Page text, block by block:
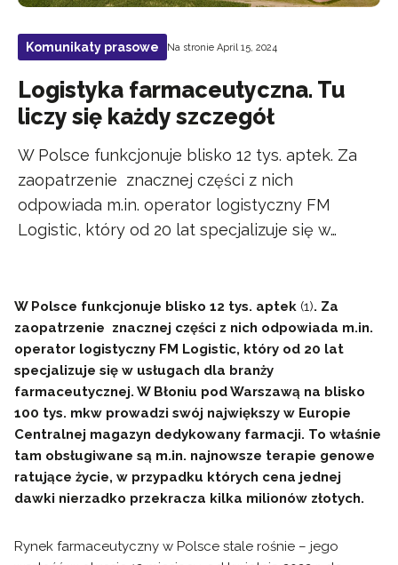
Komunikaty prasowe Na stronie April 15, 2024
Logistyka farmaceutyczna. Tu
liczy się każdy szczegół
W Polsce funkcjonuje blisko 12 tys. aptek. Za
zaopatrzenie znacznej części z nich
odpowiada m.in. operator logistyczny FM
Logistic, który od 20 lat specjalizuje się w…
W Polsce funkcjonuje blisko 12 tys. aptek (1). Za
zaopatrzenie znacznej części z nich odpowiada m.in.
operator logistyczny FM Logistic, który od 20 lat
specjalizuje się w usługach dla branży
farmaceutycznej. W Błoniu pod Warszawą na blisko
100 tys. mkw prowadzi swój największy w Europie
Centralnej magazyn dedykowany farmacji. To właśnie
tam obsługiwane są m.in. najnowsze terapie genowe
ratujące życie, w przypadku których cena jednej
dawki nierzadko przekracza kilka milionów złotych.
Rynek farmaceutyczny w Polsce stale rośnie – jego